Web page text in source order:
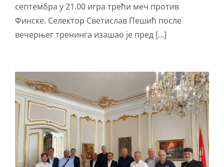
септембра у 21.00 игра трећи меч против
Финске. Селектор Светислав Пешић после
вечерњег тренинга изашао је пред [...]